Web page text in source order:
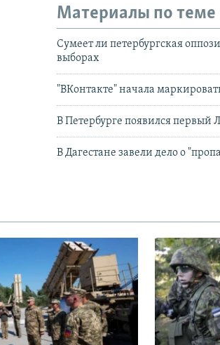
Материалы по теме
Сумеет ли петербургская
выборах
"ВКонтакте" начала
В Петербурге появился первый
В Дагестане завели дело о